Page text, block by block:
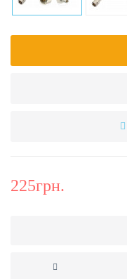
225грн.